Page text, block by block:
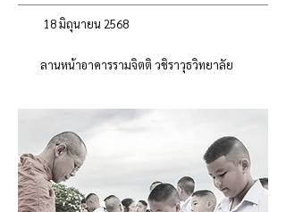
18 มิถุนายน 2568
ลานหน้าอาคารรามจิตติ วชิราวุธวิทยาลัย